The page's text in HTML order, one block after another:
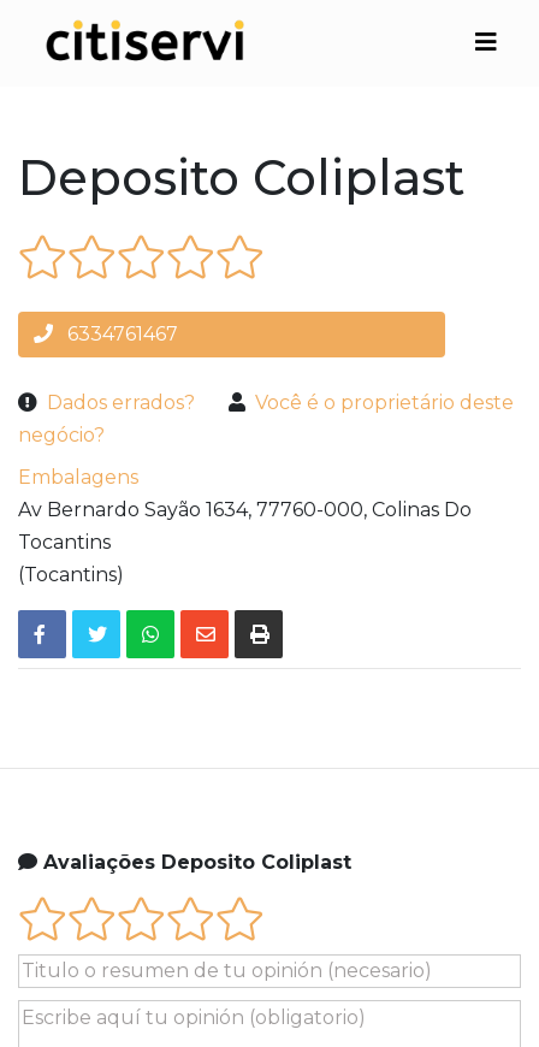
Deposito Coliplast
6334761467
Dados errados?
Você é o proprietário deste
negócio?
Embalagens
Av Bernardo Sayão 1634, 77760-000, Colinas Do
Tocantins
(Tocantins)
Avaliações Deposito Coliplast